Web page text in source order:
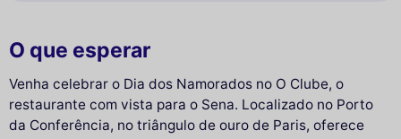
O que esperar
Venha celebrar o Dia dos Namorados no O Clube, o
restaurante com vista para o Sena. Localizado no Porto
da Conferência, no triângulo de ouro de Paris, oferece